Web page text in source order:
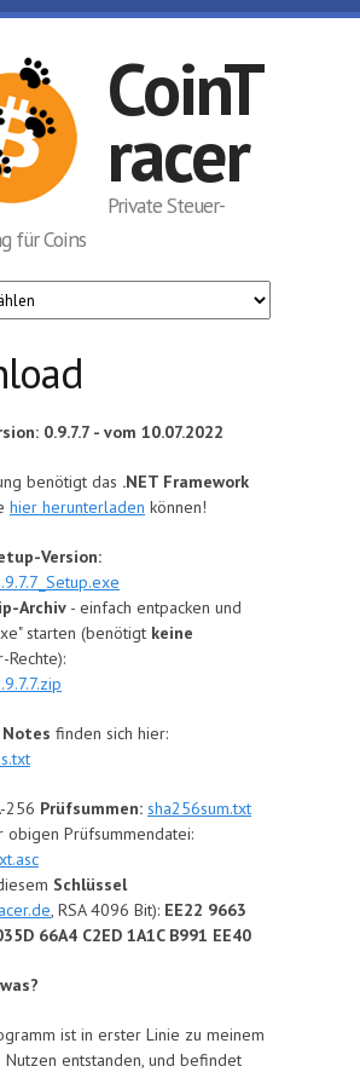
CoinT
racer
Private Steuer-
für Coins
0.9.7.7 - vom 10.07.2022
benötigt das .NET Framework
hier herunterladen können!
Version:
Archiv - einfach entpacken und
starten (benötigt keine
Rechte):
Notes finden sich hier:
256 Prüfsummen: sha256sum.txt
obigen Prüfsummendatei:
Schlüssel
, RSA 4096 Bit): EE22 9663
66A4 C2ED 1A1C B991 EE40
ist in erster Linie zu meinem
entstanden, und befindet